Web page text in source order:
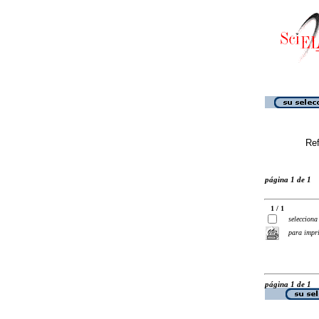
página 1 de 1
1 / 1
selecciona
para
página 1 de 1